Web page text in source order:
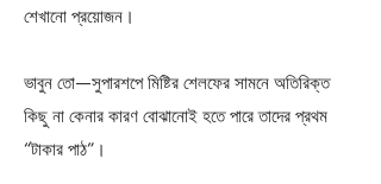
শেখানো প্রয়োজন।
ভাবুন তো—সুপারশপে মিষ্টির শেলফের সামনে অতিরিক্ত
কিছু না কেনার কারণ বোঝানোই হতে পারে তাদের প্রথম
“টাকার পাঠ”।